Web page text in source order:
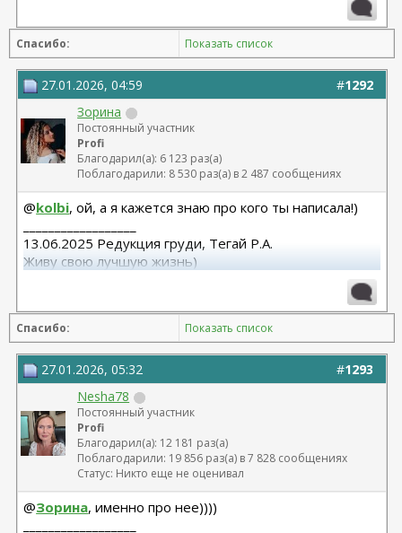
Спасибо: Показать список
#1292
27.01.2026, 04:59
Зорина
Постоянный участник
Profi
Благодарил(а): 6 123 раз(а)
Поблагодарили: 8 530 раз(а) в 2 487 сообщениях
@kolbi, ой, а я кажется знаю про кого ты написала!)
13.06.2025 Редукция груди, Тегай Р.А.
Живу свою лучшую жизнь)
Спасибо: Показать список
#1293
27.01.2026, 05:32
Nesha78
Постоянный участник
Profi
Благодарил(а): 12 181 раз(а)
Поблагодарили: 19 856 раз(а) в 7 828 сообщениях
Статус: Никто еще не оценивал
@Зорина, именно про нее))))